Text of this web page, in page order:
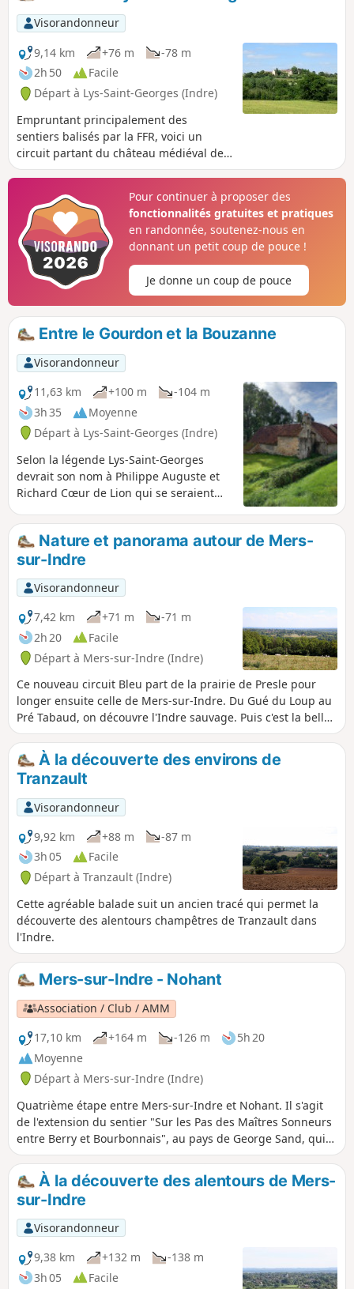
Visorandonneur
9,14 km
+76 m
-78 m
2h 50
Facile
Départ à Lys-Saint-Georges (Indre)
Empruntant principalement des
sentiers balisés par la FFR, voici un
circuit partant du château médiéval de
Lys-Saint-Georges (Indre) permettant de
points de vue.
Pour continuer à proposer des
fonctionnalités gratuites et pratiques
en randonnée, soutenez-nous en
donnant un petit coup de pouce !
Je donne un coup de pouce
Entre le Gourdon et la Bouzanne
Visorandonneur
11,63 km
+100 m
-104 m
3h 35
Moyenne
Départ à Lys-Saint-Georges (Indre)
Selon la légende Lys-Saint-Georges
devrait son nom à Philippe Auguste et
Richard Cœur de Lion qui se seraient
lys de France et Saint-Georges, Saint
Patron de l'Angleterre on obtient Lys-
Saint-Georges. Son château du XIVe
siècle, vestige d'un ancien château fort
de onze tours fut restauré puis modifié
au XIXe siècle. Ce château a appartenu à
Bertrand du Lys et fut racheté en 1430
par Jacques Cœur. Il appartient depuis
plus d'un siècle au Comte de Reviers.
Nature et panorama autour de Mers-
sur-Indre
Visorandonneur
7,42 km
+71 m
-71 m
2h 20
Facile
Départ à Mers-sur-Indre (Indre)
Ce nouveau circuit Bleu part de la prairie de Presle pour
longer ensuite celle de Mers-sur-Indre. Du Gué du Loup au
Pré Tabaud, on découvre l'Indre sauvage. Puis c'est la belle
montée progressive des coteaux, du bois de la Taille du
Plessis au Plessis d'en haut. Après la traversée de la Pièce
du Frêne, on redescend les coteaux des Peux à Presle.
À la découverte des environs de
Tranzault
Visorandonneur
9,92 km
+88 m
-87 m
3h 05
Facile
Départ à Tranzault (Indre)
Cette agréable balade suit un ancien tracé qui permet la
découverte des alentours champêtres de Tranzault dans
l'Indre.
Mers-sur-Indre - Nohant
Association / Club / AMM
17,10 km
+164 m -126 m
5h 20
Moyenne
Départ à Mers-sur-Indre (Indre)
Quatrième étape entre Mers-sur-Indre et Nohant. Il s'agit
de l'extension du sentier "Sur les Pas des Maîtres Sonneurs
entre Berry et Bourbonnais", au pays de George Sand, qui
parcourt les lieux décrits dans les dernières veillées du
roman "Les Maîtres" Sonneurs, mais également les deux
romans "La Mare au Diable" et "le Moulin d'Angibault".
À la découverte des alentours de Mers-
sur-Indre
Visorandonneur
9,38 km
+132 m
-138 m
3h 05
Facile